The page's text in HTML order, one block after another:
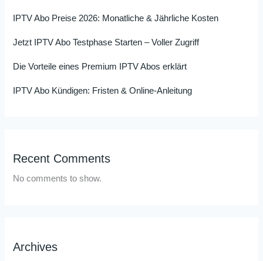
IPTV Abo Preise 2026: Monatliche & Jährliche Kosten
Jetzt IPTV Abo Testphase Starten – Voller Zugriff
Die Vorteile eines Premium IPTV Abos erklärt
IPTV Abo Kündigen: Fristen & Online-Anleitung
Recent Comments
No comments to show.
Archives